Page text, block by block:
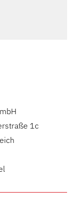
1c